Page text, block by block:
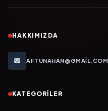
HAKKIMIZDA
AFTUNAHAN@GMAIL.COM
KATEGORILER